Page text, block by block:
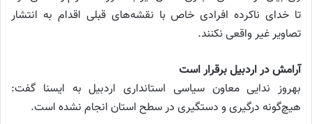
تا خدای ناکرده افرادی خاص با نقشه‌های قبلی اقدام به انتشار
تصاویر غیر واقعی نکنند.
آرامش در اردبیل برقرار است
بهروز ندایی معاون سیاسی استانداری اردبیل به ایسنا گفت:
هیچ‌گونه درگیری و دستگیری در سطح استان انجام نشده است.